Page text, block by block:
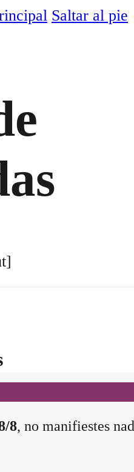
Saltar al pie
8, no manifiestes